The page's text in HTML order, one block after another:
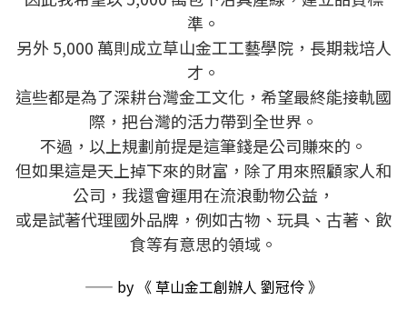
準。
另外 5,000 萬則成立草山金工工藝學院，長期栽培人
才。
這些都是為了深耕台灣金工文化，希望最終能接軌國
際，把台灣的活力帶到全世界。
不過，以上規劃前提是這筆錢是公司賺來的。
但如果這是天上掉下來的財富，除了用來照顧家人和
公司，我還會運用在流浪動物公益，
或是試著代理國外品牌，例如古物、玩具、古著、飲
食等有意思的領域。​
—— by 《 草山金工創辦人 劉冠伶 》